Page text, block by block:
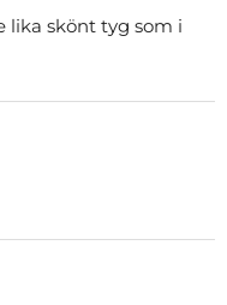
lika skönt tyg som i